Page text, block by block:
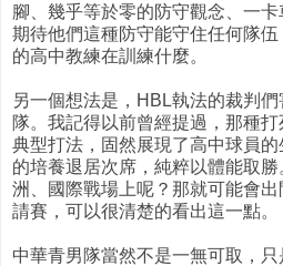
腳、幾乎等於零的防守觀念、一
期待他們這種防守能守住任何隊
的高中教練在訓練什麼。
另一個想法是，HBL執法的裁判
隊。我記得以前曾經提過，那種
典型打法，固然展現了高中球員
的培養退居次席，純粹以體能取
洲、國際戰場上呢？那就可能會
請賽，可以很清楚的看出這一點。
中華青男隊當然不是一無可取，